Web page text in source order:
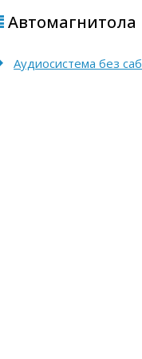
Автомагнитола
Аудиосистема без